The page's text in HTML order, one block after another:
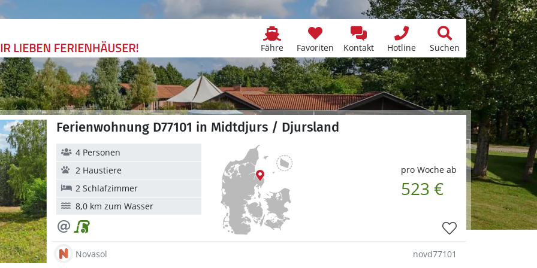
Fähre Favoriten Kontakt Hotline Suchen
Ferienwohnung D77101 in Midtdjurs / Djursland
pro Woche ab
523 €
4 Personen
2 Haustiere
2 Schlafzimmer
8,0 km zum Wasser
Novasol novd77101